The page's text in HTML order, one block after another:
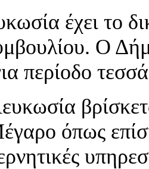
έχει το δικό
Ο
περίοδο
βρίσκεται
όπως